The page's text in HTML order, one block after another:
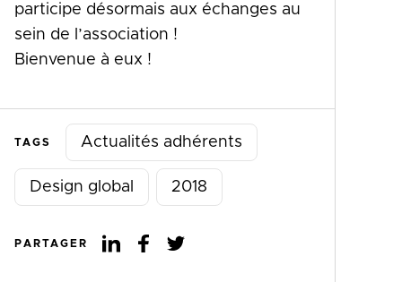
participe désormais aux échanges au
sein de l’association !
Bienvenue à eux !
TAGS Actualités adhérents
Design global 2018
PARTAGER